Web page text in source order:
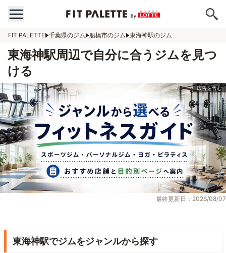
FIT PALETTE 千葉県のジム 船橋市のジム 東海神駅のジム
東海神駅周辺で自分に合うジムを見つ
ける
最終更新日：2026/08/07
東海神駅でジムをジャンルから探す